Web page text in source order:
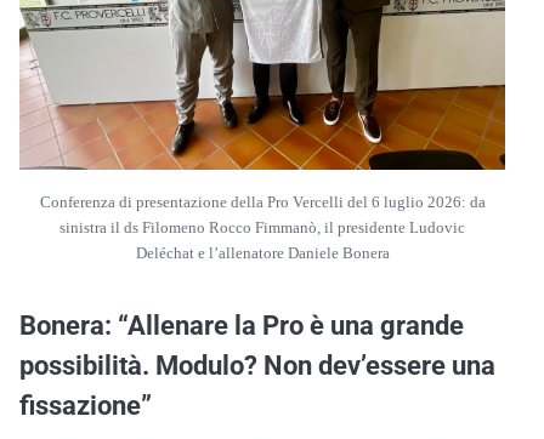
Conferenza di presentazione della Pro Vercelli del 6 luglio 2026: da
sinistra il ds Filomeno Rocco Fimmanò, il presidente Ludovic
Deléchat e l’allenatore Daniele Bonera
Bonera: “Allenare la Pro è una grande
possibilità. Modulo? Non dev’essere una
fissazione”